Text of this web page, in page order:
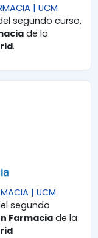
| UCM
segundo curso,
de la
.
| UCM
| UCM
segundo
Farmacia de la